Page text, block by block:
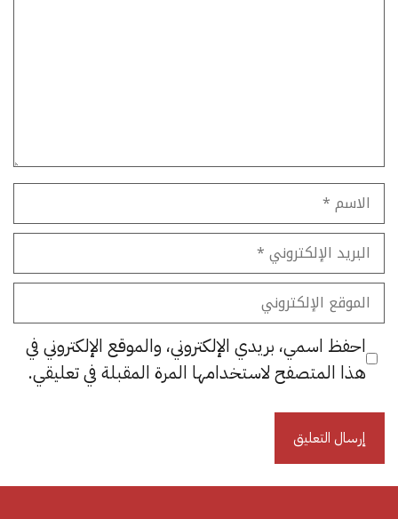
الاسم
البريد
الإلكتروني
الموقع
الإلكتروني
احفظ اسمي، بريدي الإلكتروني، والموقع الإلكتروني في
هذا المتصفح لاستخدامها المرة المقبلة في تعليقي.